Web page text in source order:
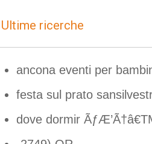
Ultime ricerche
ancona eventi per
festa sul prato
dove dormir